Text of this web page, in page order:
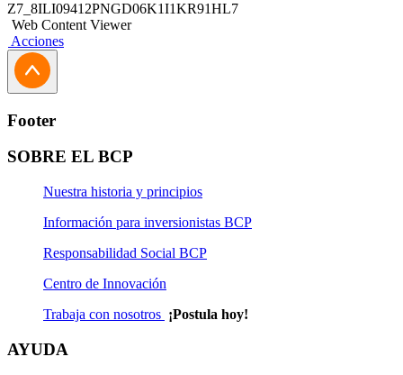
Z7_8ILI09412PNGD06K1I1KR91HL7
Web Content Viewer
Acciones
Footer
SOBRE EL BCP
Nuestra historia y principios
Información para inversionistas BCP
Responsabilidad Social BCP
Centro de Innovación
Trabaja con nosotros ¡Postula hoy!
AYUDA